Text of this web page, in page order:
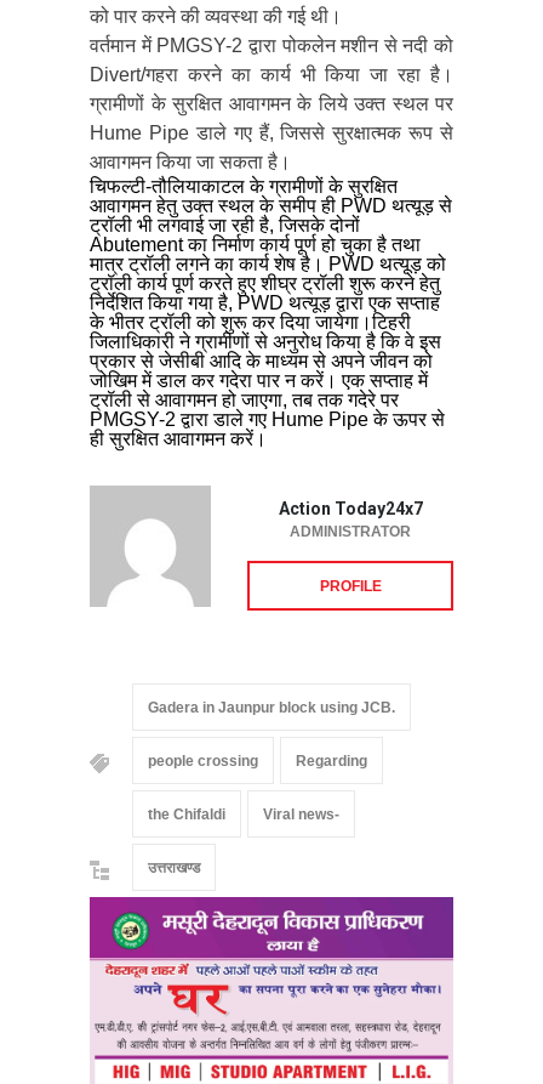
को पार करने की व्यवस्था की गई थी।
वर्तमान में PMGSY-2 द्वारा पोकलेन मशीन से नदी को
Divert/गहरा करने का कार्य भी किया जा रहा है।
ग्रामीणों के सुरक्षित आवागमन के लिये उक्त स्थल पर
Hume Pipe डाले गए हैं, जिससे सुरक्षात्मक रूप से
आवागमन किया जा सकता है।
चिफल्टी-तौलियाकाटल के ग्रामीणों के सुरक्षित
आवागमन हेतु उक्त स्थल के समीप ही PWD थत्यूड़ से
ट्रॉली भी लगवाई जा रही है, जिसके दोनों
Abutement का निर्माण कार्य पूर्ण हो चुका है तथा
मात्र ट्रॉली लगने का कार्य शेष है। PWD थत्यूड़ को
ट्रॉली कार्य पूर्ण करते हुए शीघ्र ट्रॉली शुरू करने हेतु
निर्देशित किया गया है, PWD थत्यूड़ द्वारा एक सप्ताह
के भीतर ट्रॉली को शुरू कर दिया जायेगा।टिहरी
जिलाधिकारी ने ग्रामीणों से अनुरोध किया है कि वे इस
प्रकार से जेसीबी आदि के माध्यम से अपने जीवन को
जोखिम में डाल कर गदेरा पार न करें। एक सप्ताह में
ट्रॉली से आवागमन हो जाएगा, तब तक गदेरे पर
PMGSY-2 द्वारा डाले गए Hume Pipe के ऊपर से
ही सुरक्षित आवागमन करें।
Action Today24x7
ADMINISTRATOR
PROFILE
Gadera in Jaunpur block using JCB.
people crossing Regarding
the Chifaldi Viral news-
उत्तराखण्ड